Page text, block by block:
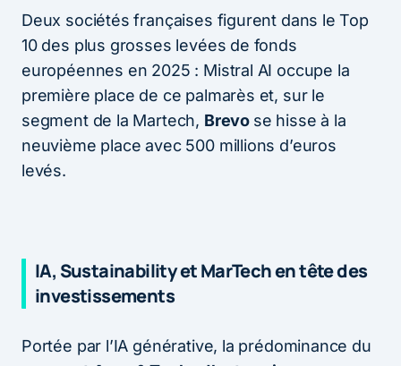
Deux sociétés françaises figurent dans le Top
10 des plus grosses levées de fonds
européennes en 2025 : Mistral AI occupe la
première place de ce palmarès et, sur le
segment de la Martech, Brevo se hisse à la
neuvième place avec 500 millions d’euros
levés.
IA, Sustainability et MarTech en tête des
investissements
Portée par l’IA générative, la prédominance du